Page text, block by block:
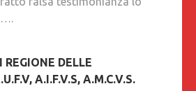
REGIONE DELLE
A.I.F.V.S, A.M.C.V.S.